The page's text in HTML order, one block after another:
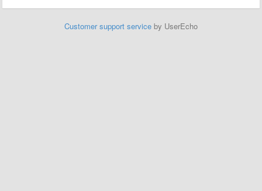
Customer support service by UserEcho